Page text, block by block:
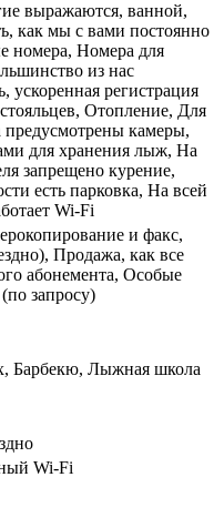
выражаются, ванной,
как мы с вами постоянно
номера, Номера для
из нас
ускоренная регистрация
Отопление, Для
предусмотрены камеры,
для хранения лыж, На
запрещено курение,
есть парковка, На всей
Wi-Fi
и факс,
Продажа, как все
абонемента, Особые
запросу)
Барбекю, Лыжная школа
Wi-Fi